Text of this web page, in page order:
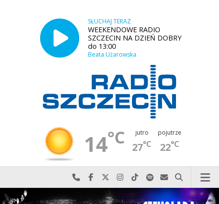
SŁUCHAJ TERAZ
WEEKENDOWE RADIO
SZCZECIN NA DZIEŃ DOBRY
do 13:00
Beata Użarowska
14°C jutro
27°C
pojutrze
22°C
Najlepiej po prostu do nas zadzwoń
Odwiedź nas na Facebook-u
Odwiedź nas na X
Odwiedź nas na Instagram-ie
Odwiedź nas na TikTok-u
Szukaj nas na Spotify
Wyślij do nas
Szukaj